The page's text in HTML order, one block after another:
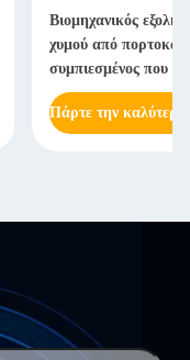
Βιομηχανικός
χυμού από
συμπιεσμένος που
Πάρτε την καλύτερη